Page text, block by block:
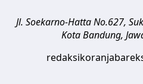
Jl. Soekarno-Hatta No.627,
Kota Bandung,